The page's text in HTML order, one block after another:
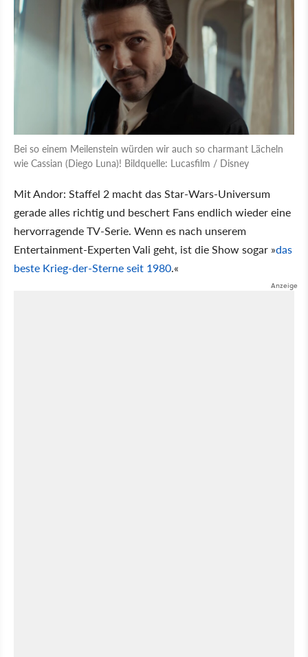
Bei so einem Meilenstein würden wir auch so charmant Lächeln
wie Cassian (Diego Luna)! Bildquelle: Lucasfilm / Disney
Mit Andor: Staffel 2 macht das Star-Wars-Universum
gerade alles richtig und beschert Fans endlich wieder eine
hervorragende TV-Serie. Wenn es nach unserem
Entertainment-Experten Vali geht, ist die Show sogar »das
beste Krieg-der-Sterne seit 1980.«